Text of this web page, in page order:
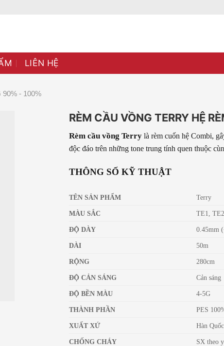
LIÊN HỆ
- 100%
RÈM CẦU VỒNG TERRY HỆ
Rèm cầu vồng Terry là rèm cuốn hệ Combi,
độc đáo trên những tone trung tính quen thuộc
THÔNG SỐ KỸ THUẬT
TÊN SẢN PHẨM Terry
MÀU SẮC TE1,
ĐỘ DÀY 0.45mm
DÀI 50m
RỘNG 280cm
ĐỘ CẢN SÁNG Cản sáng
ĐỘ BỀN MÀU 4-5G
THÀNH PHẦN PES
XUẤT XỨ Hàn Quốc
CHỐNG CHÁY SX theo